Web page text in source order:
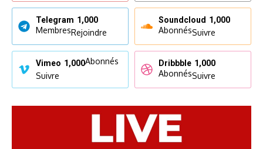
Telegram 1,000
MembresRejoindre
Soundcloud 1,000
AbonnésSuivre
Vimeo 1,000Abonnés
Suivre
Dribbble 1,000
AbonnésSuivre